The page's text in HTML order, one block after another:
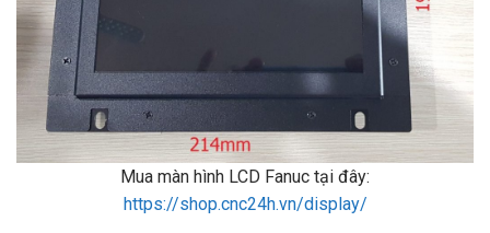
Mua màn hình LCD Fanuc tại đây:
https://shop.cnc24h.vn/display/